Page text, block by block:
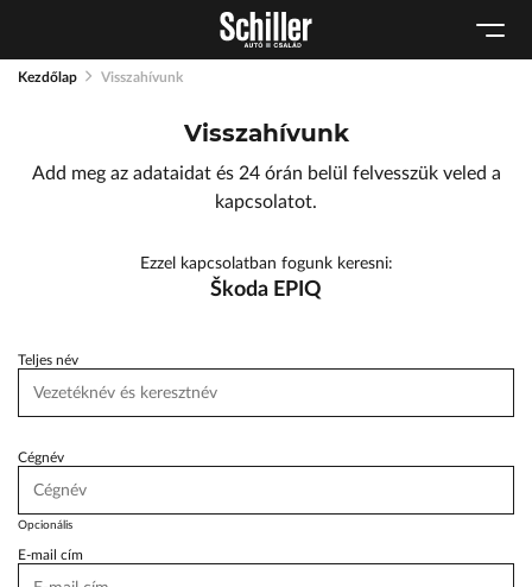
Lexus Pest
BYD Schiller
Geely Schiller
ŠKODA Schiller
Toyota Schiller
Szerviz cserejárművek
Tesla Approved Body Shop
Kezdőlap Visszahívunk
Visszahívunk
Add meg az adataidat és 24 órán belül felvesszük veled a
kapcsolatot.
Ezzel kapcsolatban fogunk keresni:
Škoda EPIQ
Teljes név
Cégnév
Opcionális
E-mail cím